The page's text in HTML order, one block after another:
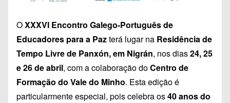
OXXXVI Encontro Galego-Português de
Educadores para a Pazterá lugar na Residência de
Tempo Livre de Panxón, em Nigrán, nos dias24, 25
e 26 de abril, com a colaboração doCentro de
Formação do Vale do Minho. Esta edição é
particularmente especial, pois celebra os40 anos do